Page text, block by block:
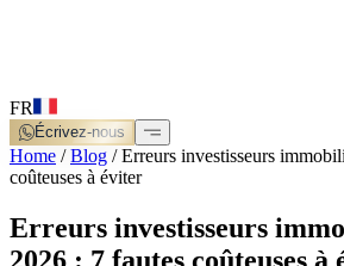
FR
Écrivez-nous
Home /Blog /Erreurs investisseurs
coûteuses à éviter
Erreurs investisseurs